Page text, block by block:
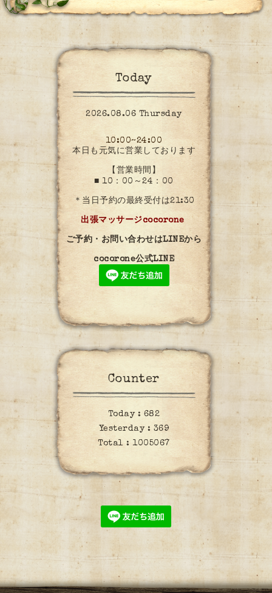
Today
2026.08.06 Thursday
10:00~24:00
本日も元気に営業しております
【営業時間】
■ 10：00～24：00
＊当日予約の最終受付は21:30
出張マッサージcocorone
ご予約・お問い合わせはLINEから
cocorone公式LINE
Counter
Today : 682
Yesterday : 369
Total :1005067